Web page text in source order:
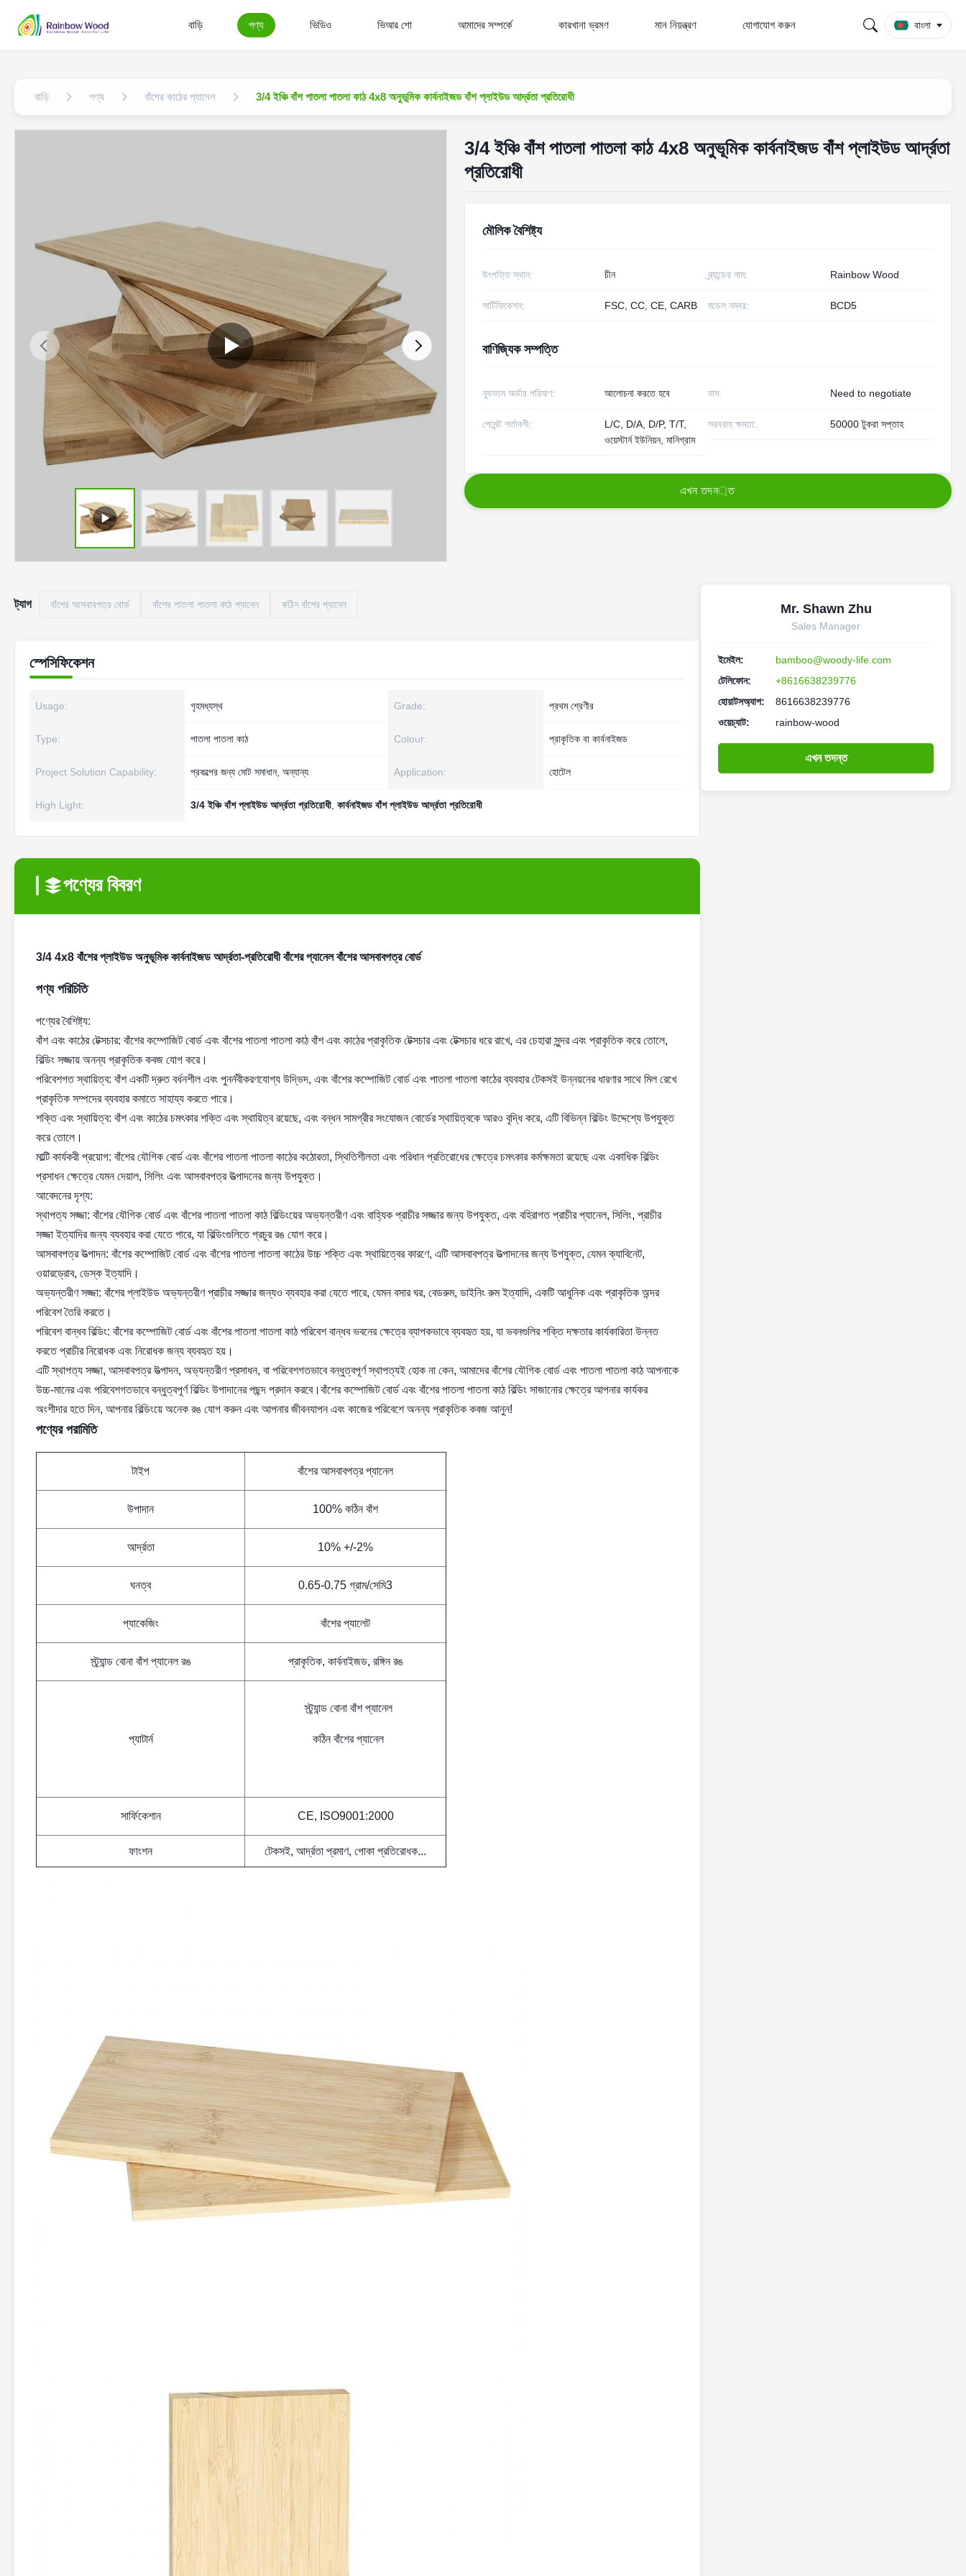
বাড়ি পণ্য ভিডিও ভিআর শো আমাদের সম্পর্কে কারখানা ভ্রমণ মান নিয়ন্ত্রণ যোগাযোগ করুন বাংলা
বাড়ি পণ্য বাঁশের কাঠের প্যানেল 3/4 ইঞ্চি বাঁশ পাতলা পাতলা কাঠ 4x8 অনুভূমিক কার্বনাইজড বাঁশ প্লাইউড আর্দ্রতা প্রতিরোধী
3/4 ইঞ্চি বাঁশ পাতলা পাতলা কাঠ 4x8 অনুভূমিক কার্বনাইজড বাঁশ প্লাইউড আর্দ্রতা
প্রতিরোধী
মৌলিক বৈশিষ্ট্য
উৎপত্তি স্থান: চীন ব্র্যান্ডের নাম: Rainbow Wood
সার্টিফিকেশন: FSC, CC, CE, CARB মডেল নম্বর: BCD5
বাণিজ্যিক সম্পত্তি
ন্যূনতম অর্ডার পরিমাণ: আলোচনা করতে হবে দাম: Need to negotiate
পেমেন্ট শর্তাবলী:
L/C, D/A, D/P, T/T,
ওয়েস্টার্ন ইউনিয়ন, মানিগ্রাম
সরবরাহ ক্ষমতা: 50000 টুকরা সপ্তাহ
এখন তদন্ত
ট্যাগ বাঁশের আসবাবপত্র বোর্ড বাঁশের পাতলা পাতলা কাঠ প্যানেল কঠিন বাঁশের প্যানেল
স্পেসিফিকেশন
Usage: গৃহমধ্যস্থ Grade: প্রথম শ্রেণীর
Type: পাতলা পাতলা কাঠ Colour: প্রাকৃতিক বা কার্বনাইজড
Project Solution Capability: প্রকল্পের জন্য মোট সমাধান, অন্যান্য Application: হোটেল
High Light: 3/4 ইঞ্চি বাঁশ প্লাইউড আর্দ্রতা প্রতিরোধী কার্বনাইজড বাঁশ প্লাইউড আর্দ্রতা প্রতিরোধী
পণ্যের বিবরণ
3/4 4x8 বাঁশের প্লাইউড অনুভূমিক কার্বনাইজড আর্দ্রতা-প্রতিরোধী বাঁশের প্যানেল বাঁশের আসবাবপত্র বোর্ড
পণ্য পরিচিতি
পণ্যের বৈশিষ্ট্য:
বাঁশ এবং কাঠের টেক্সচার: বাঁশের কম্পোজিট বোর্ড এবং বাঁশের পাতলা পাতলা কাঠ বাঁশ এবং কাঠের প্রাকৃতিক টেক্সচার এবং টেক্সচার ধরে রাখে, এর চেহারা সুন্দর এবং প্রাকৃতিক করে তোলে,
বিল্ডিং সজ্জায় অনন্য প্রাকৃতিক কবজ যোগ করে।
পরিবেশগত স্থায়িত্ব: বাঁশ একটি দ্রুত বর্ধনশীল এবং পুনর্নবীকরণযোগ্য উদ্ভিদ, এবং বাঁশের কম্পোজিট বোর্ড এবং পাতলা পাতলা কাঠের ব্যবহার টেকসই উন্নয়নের ধারণার সাথে মিল রেখে
প্রাকৃতিক সম্পদের ব্যবহার কমাতে সাহায্য করতে পারে।
শক্তি এবং স্থায়িত্ব: বাঁশ এবং কাঠের চমৎকার শক্তি এবং স্থায়িত্ব রয়েছে, এবং বন্ধন সামগ্রীর সংযোজন বোর্ডের স্থায়িত্বকে আরও বৃদ্ধি করে, এটি বিভিন্ন বিল্ডিং উদ্দেশ্যে উপযুক্ত
করে তোলে।
মাল্টি কার্যকরী প্রয়োগ: বাঁশের যৌগিক বোর্ড এবং বাঁশের পাতলা পাতলা কাঠের কঠোরতা, স্থিতিশীলতা এবং পরিধান প্রতিরোধের ক্ষেত্রে চমৎকার কর্মক্ষমতা রয়েছে এবং একাধিক বিল্ডিং
প্রসাধন ক্ষেত্রে যেমন দেয়াল, সিলিং এবং আসবাবপত্র উত্পাদনের জন্য উপযুক্ত।
আবেদনের দৃশ্য:
স্থাপত্য সজ্জা: বাঁশের যৌগিক বোর্ড এবং বাঁশের পাতলা পাতলা কাঠ বিল্ডিংয়ের অভ্যন্তরীণ এবং বাহ্যিক প্রাচীর সজ্জার জন্য উপযুক্ত, এবং বহিরাগত প্রাচীর প্যানেল, সিলিং, প্রাচীর
সজ্জা ইত্যাদির জন্য ব্যবহার করা যেতে পারে, যা বিল্ডিংগুলিতে প্রচুর রঙ যোগ করে।
আসবাবপত্র উত্পাদন: বাঁশের কম্পোজিট বোর্ড এবং বাঁশের পাতলা পাতলা কাঠের উচ্চ শক্তি এবং স্থায়িত্বের কারণে, এটি আসবাবপত্র উত্পাদনের জন্য উপযুক্ত, যেমন ক্যাবিনেট,
ওয়ারড্রোব, ডেস্ক ইত্যাদি।
অভ্যন্তরীণ সজ্জা: বাঁশের প্লাইউড অভ্যন্তরীণ প্রাচীর সজ্জার জন্যও ব্যবহার করা যেতে পারে, যেমন বসার ঘর, বেডরুম, ডাইনিং রুম ইত্যাদি, একটি আধুনিক এবং প্রাকৃতিক অন্দর
পরিবেশ তৈরি করতে।
পরিবেশ বান্ধব বিল্ডিং: বাঁশের কম্পোজিট বোর্ড এবং বাঁশের পাতলা পাতলা কাঠ পরিবেশ বান্ধব ভবনের ক্ষেত্রে ব্যাপকভাবে ব্যবহৃত হয়, যা ভবনগুলির শক্তি দক্ষতার কার্যকারিতা উন্নত
করতে প্রাচীর নিরোধক এবং নিরোধক জন্য ব্যবহৃত হয়।
এটি স্থাপত্য সজ্জা, আসবাবপত্র উত্পাদন, অভ্যন্তরীণ প্রসাধন, বা পরিবেশগতভাবে বন্ধুত্বপূর্ণ স্থাপত্যই হোক না কেন, আমাদের বাঁশের যৌগিক বোর্ড এবং পাতলা পাতলা কাঠ আপনাকে
উচ্চ-মানের এবং পরিবেশগতভাবে বন্ধুত্বপূর্ণ বিল্ডিং উপাদানের পছন্দ প্রদান করবে।বাঁশের কম্পোজিট বোর্ড এবং বাঁশের পাতলা পাতলা কাঠ বিল্ডিং সাজানোর ক্ষেত্রে আপনার কার্যকর
অংশীদার হতে দিন, আপনার বিল্ডিংয়ে অনেক রঙ যোগ করুন এবং আপনার জীবনযাপন এবং কাজের পরিবেশে অনন্য প্রাকৃতিক কবজ আনুন!
পণ্যের পরামিতি
টাইপ বাঁশের আসবাবপত্র প্যানেল
উপাদান 100% কঠিন বাঁশ
আর্দ্রতা 10% +/-2%
ঘনত্ব 0.65-0.75 গ্রাম/সেমি3
প্যাকেজিং বাঁশের প্যালেট
স্ট্র্যান্ড বোনা বাঁশ প্যানেল রঙ প্রাকৃতিক, কার্বনাইজড, রঙ্গিন রঙ
প্যাটার্ন
স্ট্র্যান্ড বোনা বাঁশ প্যানেল
কঠিন বাঁশের প্যানেল
সার্ফিকেশান CE, ISO9001:2000
ফাংশন টেকসই, আর্দ্রতা প্রমাণ, পোকা প্রতিরোধক...
Mr. Shawn Zhu
Sales Manager
ইমেইল:
bamboo@woody-life.com
টেলিফোন:
+8616638239776
হোয়াটসঅ্যাপ:
8616638239776
ওয়েচ্যাট:
rainbow-wood
এখন তদন্ত